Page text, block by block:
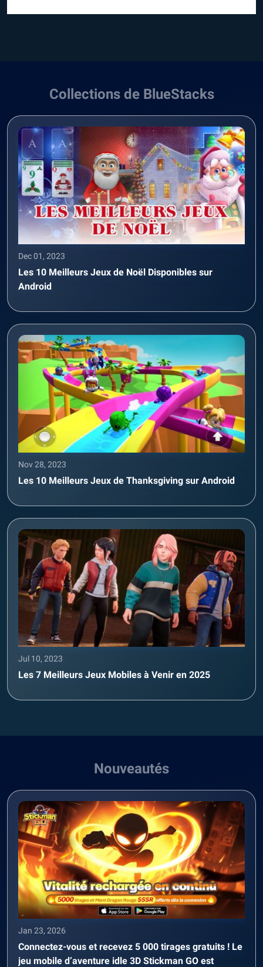
Collections de BlueStacks
Dec 01, 2023
Les 10 Meilleurs Jeux de Noël Disponibles sur
Android
Nov 28, 2023
Les 10 Meilleurs Jeux de Thanksgiving sur Android
Jul 10, 2023
Les 7 Meilleurs Jeux Mobiles à Venir en 2025
Nouveautés
Jan 23, 2026
Connectez-vous et recevez 5 000 tirages gratuits ! Le
jeu mobile d’aventure idle 3D Stickman GO est